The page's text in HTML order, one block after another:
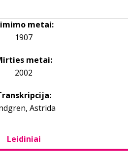
info@elvislab.lt
metai:
1907
metai:
2002
Astrida
Leidiniai